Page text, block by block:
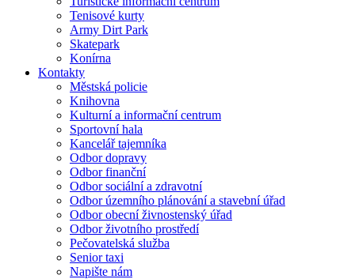
Tenisové kurty
Army Dirt Park
Skatepark
Konírna
Kontakty
Městská policie
Knihovna
Kulturní a informační centrum
Sportovní hala
Kancelář tajemníka
Odbor dopravy
Odbor finanční
Odbor sociální a zdravotní
Odbor územního plánování a stavební úřad
Odbor obecní živnostenský úřad
Odbor životního prostředí
Pečovatelská služba
Senior taxi
Napište nám